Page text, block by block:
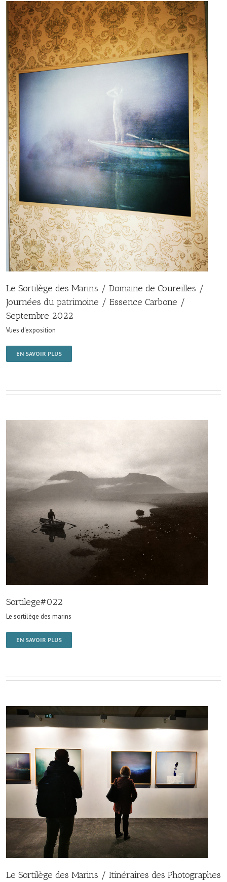
Le Sortilège des Marins / Domaine de Coureilles /
Journées du patrimoine / Essence Carbone /
Septembre 2022
Vues d'exposition
EN SAVOIR PLUS
Sortilege#022
Le sortilège des marins
EN SAVOIR PLUS
Le Sortilège des Marins / Itinéraires des Photographes